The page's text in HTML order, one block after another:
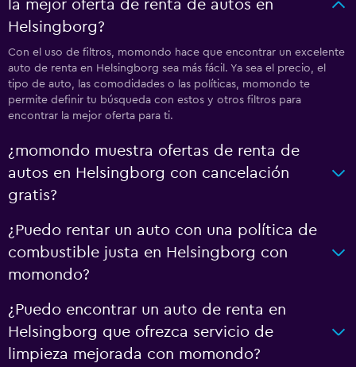
la mejor oferta de renta de autos en
Helsingborg?
Con el uso de filtros, momondo hace que encontrar un excelente
auto de renta en Helsingborg sea más fácil. Ya sea el precio, el
tipo de auto, las comodidades o las políticas, momondo te
permite definir tu búsqueda con estos y otros filtros para
encontrar la mejor oferta para ti.
¿momondo muestra ofertas de renta de
autos en Helsingborg con cancelación
gratis?
¿Puedo rentar un auto con una política de
combustible justa en Helsingborg con
momondo?
¿Puedo encontrar un auto de renta en
Helsingborg que ofrezca servicio de
limpieza mejorada con momondo?